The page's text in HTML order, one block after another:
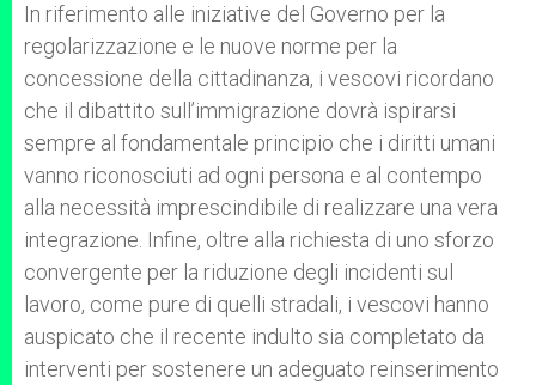
In riferimento alle iniziative del Governo per la
regolarizzazione e le nuove norme per la
concessione della cittadinanza, i vescovi ricordano
che il dibattito sull’immigrazione dovrà ispirarsi
sempre al fondamentale principio che i diritti umani
vanno riconosciuti ad ogni persona e al contempo
alla necessità imprescindibile di realizzare una vera
integrazione. Infine, oltre alla richiesta di uno sforzo
convergente per la riduzione degli incidenti sul
lavoro, come pure di quelli stradali, i vescovi hanno
auspicato che il recente indulto sia completato da
interventi per sostenere un adeguato reinserimento